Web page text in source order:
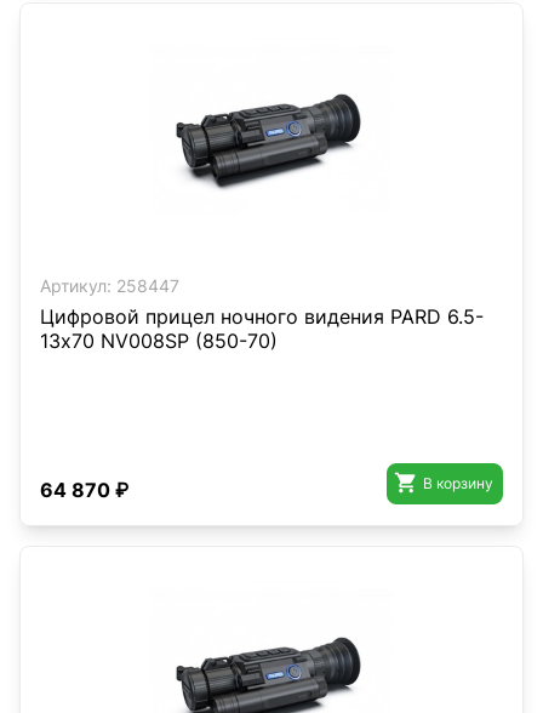
Артикул: 258447
Цифровой прицел ночного видения PARD 6.5-
13х70 NV008SP (850-70)
64 870 ₽  В корзину